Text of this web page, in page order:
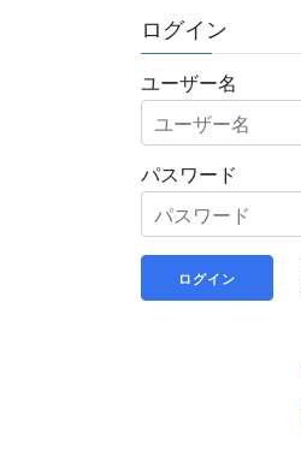
ログイン
ユーザー名
パスワード